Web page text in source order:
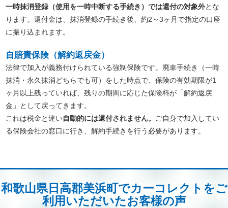
一時抹消登録（使用を一時中断する手続き）では還付の対象外とな
ります。還付金は、抹消登録の手続き後、約2～3ヶ月で指定の口座
に振り込まれます。
自賠責保険（解約返戻金）
法律で加入が義務付けられている強制保険です。廃車手続き（一時
抹消・永久抹消どちらでも可）をした時点で、保険の有効期限が1
ヶ月以上残っていれば、残りの期間に応じた保険料が「解約返戻
金」として戻ってきます。
これは税金と違い自動的には還付されません。
ご自身で加入してい
る保険会社の窓口に行き、解約手続きを行う必要があります。
和歌山県日高郡美浜町でカーコレクトをご
利用いただいたお客様の声